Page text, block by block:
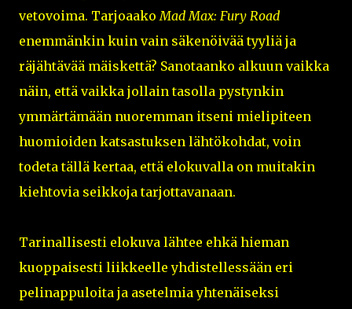
vetovoima. TarjoaakoMad Max: Fury Road
enemmänkin kuin vain säkenöivää tyyliä ja
räjähtävää mäiskettä? Sanotaanko alkuun vaikka
näin, että vaikka jollain tasolla pystynkin
ymmärtämään nuoremman itseni mielipiteen
huomioiden katsastuksen lähtökohdat, voin
todeta tällä kertaa, että elokuvalla on muitakin
kiehtovia seikkoja tarjottavanaan.
Tarinallisesti elokuva lähtee ehkä hieman
kuoppaisesti liikkeelle yhdistellessään eri
pelinappuloita ja asetelmia yhtenäiseksi